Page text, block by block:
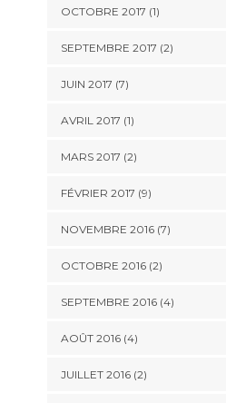
OCTOBRE 2017 (1)
SEPTEMBRE 2017 (2)
JUIN 2017 (7)
AVRIL 2017 (1)
MARS 2017 (2)
FÉVRIER 2017 (9)
NOVEMBRE 2016 (7)
OCTOBRE 2016 (2)
SEPTEMBRE 2016 (4)
AOÛT 2016 (4)
JUILLET 2016 (2)